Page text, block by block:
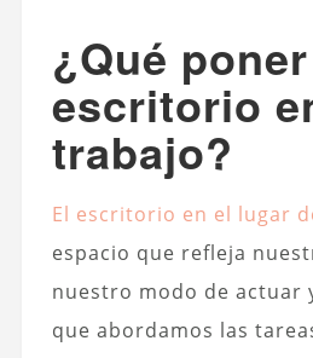
¿Qué
escritorio
trabajo?
El escritorio en el lugar
espacio que refleja
nuestro modo de actuar
que abordamos las